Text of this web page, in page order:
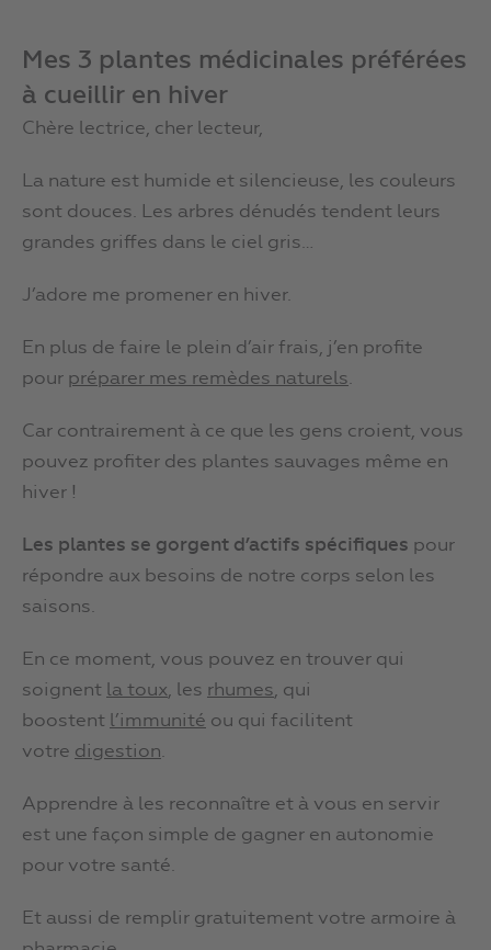
Mes 3 plantes médicinales préférées
à cueillir en hiver
Chère lectrice, cher lecteur,
La nature est humide et silencieuse, les couleurs
sont douces. Les arbres dénudés tendent leurs
grandes griffes dans le ciel gris…
J’adore me promener en hiver.
En plus de faire le plein d’air frais, j’en profite
pour préparer mes remèdes naturels.
Car contrairement à ce que les gens croient, vous
pouvez profiter des plantes sauvages même en
hiver !
Les plantes se gorgent d’actifs spécifiques pour
répondre aux besoins de notre corps selon les
saisons.
En ce moment, vous pouvez en trouver qui
soignent la toux, les rhumes, qui
boostent l’immunité ou qui facilitent
votre digestion.
Apprendre à les reconnaître et à vous en servir
est une façon simple de gagner en autonomie
pour votre santé.
Et aussi de remplir gratuitement votre armoire à